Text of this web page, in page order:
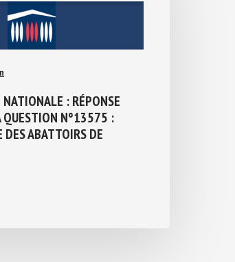
: RÉPONSE
QUESTION N°13575 :
ABATTOIRS DE